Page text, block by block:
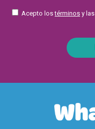
Acepto lostérminos y las